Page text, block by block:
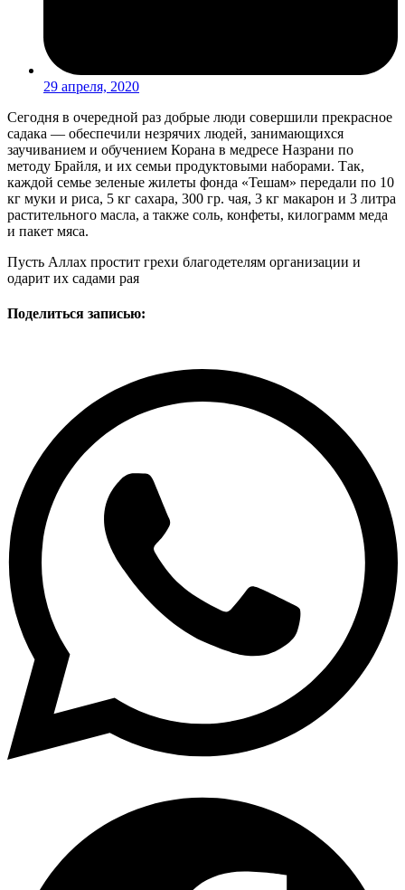
29 апреля, 2020
Сегодня в очередной раз добрые люди совершили прекрасное
садака — обеспечили незрячих людей, занимающихся
заучиванием и обучением Корана в медресе Назрани по
методу Брайля, и их семьи продуктовыми наборами. Так,
каждой семье зеленые жилеты фонда «Тешам» передали по 10
кг муки и риса, 5 кг сахара, 300 гр. чая, 3 кг макарон и 3 литра
растительного масла, а также соль, конфеты, килограмм меда
и пакет мяса.
Пусть Аллах простит грехи благодетелям организации и
одарит их садами рая
Поделиться записью: